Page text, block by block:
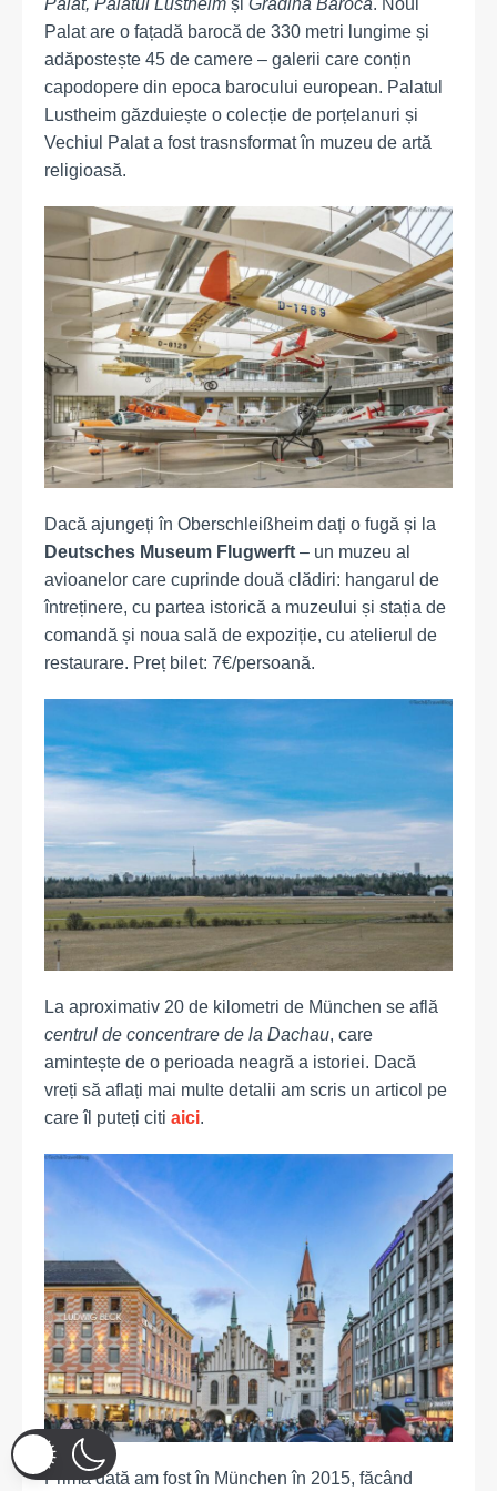
Palat, Palatul Lustheim și Grădina Barocă. Noul
Palat are o fațadă barocă de 330 metri lungime și
adăpostește 45 de camere – galerii care conțin
capodopere din epoca barocului european. Palatul
Lustheim găzduiește o colecție de porțelanuri și
Vechiul Palat a fost trasnsformat în muzeu de artă
religioasă.
Dacă ajungeți în Oberschleißheim dați o fugă și la
Deutsches Museum Flugwerft – un muzeu al
avioanelor care cuprinde două clădiri: hangarul de
întreținere, cu partea istorică a muzeului și stația de
comandă și noua sală de expoziție, cu atelierul de
restaurare. Preț bilet: 7€/persoană.
La aproximativ 20 de kilometri de München se află
centrul de concentrare de la Dachau, care
amintește de o perioada neagră a istoriei. Dacă
vreți să aflați mai multe detalii am scris un articol pe
care îl puteți citi aici.
Prima dată am fost în München în 2015, făcând